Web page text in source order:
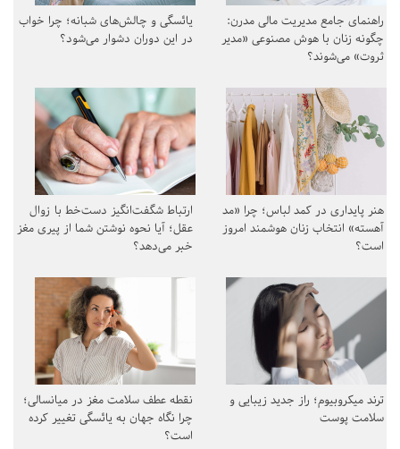
راهنمای جامع مدیریت مالی مدرن:
چگونه زنان با هوش مصنوعی «مدیر
ثروت» می‌شوند؟
یائسگی و چالش‌های شبانه؛ چرا خواب
در این دوران دشوار می‌شود؟
هنر پایداری در کمد لباس؛ چرا «مد
آهسته» انتخاب زنان هوشمند امروز
است؟
ارتباط شگفت‌انگیز دست‌خط با زوال
عقل؛ آیا نحوه نوشتن شما از پیری مغز
خبر می‌دهد؟
ترند میکروبیوم؛ راز جدید زیبایی و
سلامت پوست
نقطه عطف سلامت مغز در میانسالی؛
چرا نگاه جهان به یائسگی تغییر کرده
است؟